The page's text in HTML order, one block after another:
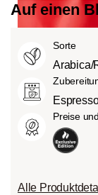
Auf einen
Sorte
Arabica/
Preise
Alle